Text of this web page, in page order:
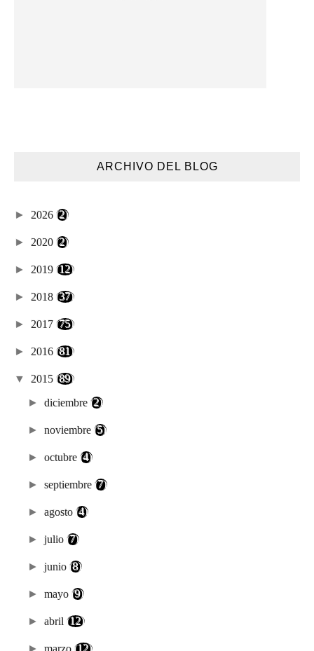
ARCHIVO DEL BLOG
► 2026 (2)
► 2020 (2)
► 2019 (12)
► 2018 (37)
► 2017 (75)
► 2016 (81)
▼ 2015 (89)
►diciembre(2)
►noviembre(5)
►octubre(4)
►septiembre(7)
►agosto(4)
►julio(7)
►junio(8)
►mayo(9)
►abril (12)
►marzo (12)